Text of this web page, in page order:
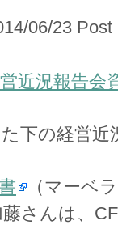
06/23
近況報告会
下の経営
（マーベ
さんは、